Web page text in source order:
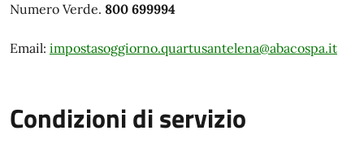
Numero Verde. 800 699994
Email: impostasoggiorno.quartusantelena@abacospa.it
Condizioni di servizio